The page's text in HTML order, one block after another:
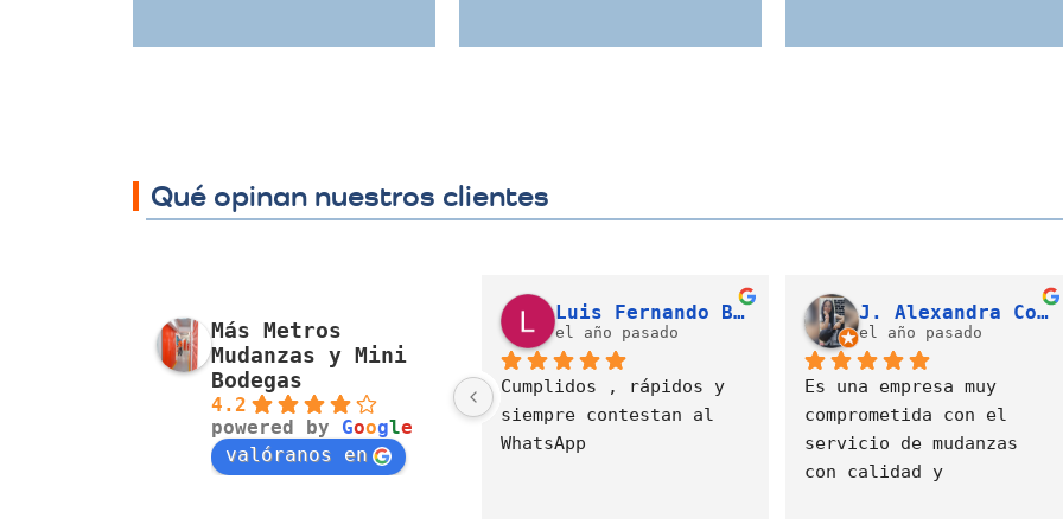
Qué opinan nuestros clientes
Más Metros
Mudanzas y Mini
Bodegas
4.2
powered by Google
valóranos en
el año pasado
Excelente servicio,
cumplimiento,
disposición  y cuidado
Valeria Díaz Gonzalez
el año pasado
Cristian David Gallego Campo (LATAM)
el año pasado